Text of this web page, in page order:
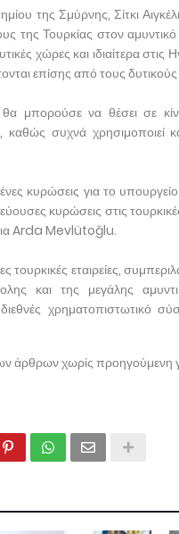
της Σμύρνης, Σίτκι
της Τουρκίας στον
χώρες και ιδιαίτερα στις
επίσης από τους δυτικούς
μπορούσε να θέσει σε
καθώς συχνά χρησιμοποιεί
κυρώσεις για το
κυρώσεις στις τουρκικές
Arda Mevlütoğlu.
τουρκικές εταιρείες,
και της μεγάλης
χρηματοπιστωτικό
άρθρων χωρίς προηγούμενη